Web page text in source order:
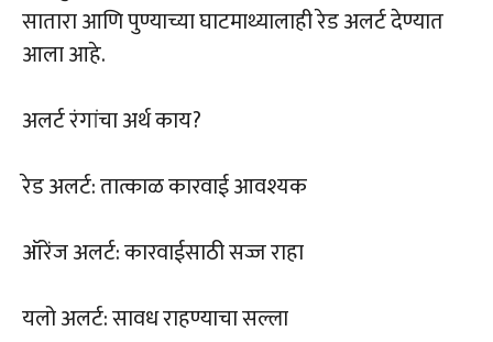
सातारा आणि पुण्याच्या घाटमाथ्यालाही रेड अलर्ट देण्यात
आला आहे.
अलर्ट रंगांचा अर्थ काय?
रेड अलर्ट: तात्काळ कारवाई आवश्यक
ऑरेंज अलर्ट: कारवाईसाठी सज्ज राहा
यलो अलर्ट: सावध राहण्याचा सल्ला